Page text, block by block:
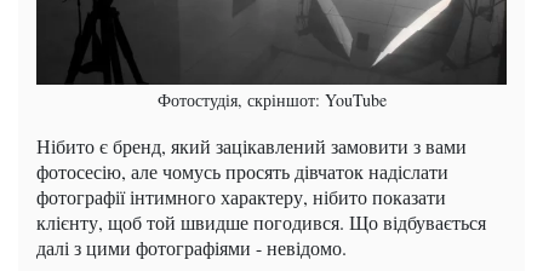
Фотостудія, скріншот: YouTube
Нібито є бренд, який зацікавлений замовити з вами
фотосесію, але чомусь просять дівчаток надіслати
фотографії інтимного характеру, нібито показати
клієнту, щоб той швидше погодився. Що відбувається
далі з цими фотографіями - невідомо.